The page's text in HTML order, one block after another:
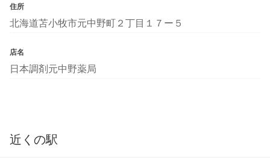
住所
北海道苫小牧市元中野町２丁目１７ー５
店名
日本調剤元中野薬局
近くの駅